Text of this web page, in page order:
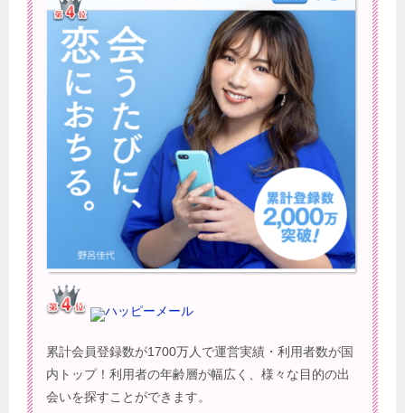
ハッピーメール
累計会員登録数が1700万人で運営実績・利用者数が国
内トップ！利用者の年齢層が幅広く、様々な目的の出
会いを探すことができます。